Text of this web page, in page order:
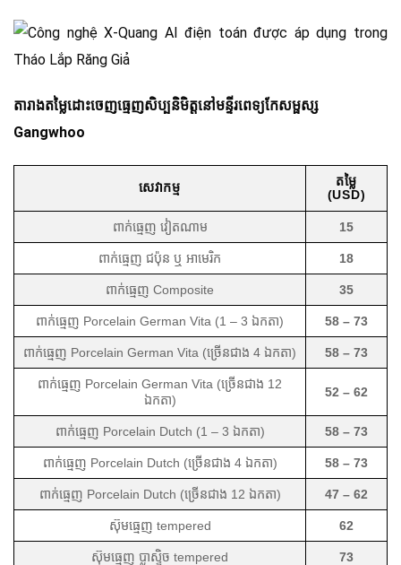
តារាងតម្លៃដោះចេញធ្មេញសិប្បនិមិត្តនៅមន្ទីរពេទ្យកែសម្ផស្ស
Gangwhoo
សេវាកម្ម
តម្លៃ
(USD)
ពាក់ធ្មេញ វៀតណាម 15
ពាក់ធ្មេញ ជប៉ុន ឬ អាមេរិក 18
ពាក់ធ្មេញ Composite 35
ពាក់ធ្មេញ Porcelain German Vita (1 – 3 ឯកតា) 58 – 73
ពាក់ធ្មេញ Porcelain German Vita (ច្រើនជាង 4 ឯកតា) 58 – 73
ពាក់ធ្មេញ Porcelain German Vita (ច្រើនជាង 12
ឯកតា)
52 – 62
ពាក់ធ្មេញ Porcelain Dutch (1 – 3 ឯកតា) 58 – 73
ពាក់ធ្មេញ Porcelain Dutch (ច្រើនជាង 4 ឯកតា) 58 – 73
ពាក់ធ្មេញ Porcelain Dutch (ច្រើនជាង 12 ឯកតា) 47 – 62
ស៊ុមធ្មេញ tempered 62
ស៊ុមធ្មេញ ប្លាស្ទិច tempered 73